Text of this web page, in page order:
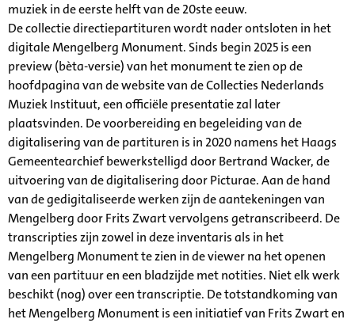
muziek in de eerste helft van de 20ste eeuw.
De collectie directiepartituren wordt nader ontsloten in het
digitale Mengelberg Monument. Sinds begin 2025 is een
preview (bèta-versie) van het monument te zien op de
hoofdpagina van de website van de Collecties Nederlands
Muziek Instituut, een officiële presentatie zal later
plaatsvinden. De voorbereiding en begeleiding van de
digitalisering van de partituren is in 2020 namens het Haags
Gemeentearchief bewerkstelligd door Bertrand Wacker, de
uitvoering van de digitalisering door Picturae. Aan de hand
van de gedigitaliseerde werken zijn de aantekeningen van
Mengelberg door Frits Zwart vervolgens getranscribeerd. De
transcripties zijn zowel in deze inventaris als in het
Mengelberg Monument te zien in de viewer na het openen
van een partituur en een bladzijde met notities. Niet elk werk
beschikt (nog) over een transcriptie. De totstandkoming van
het Mengelberg Monument is een initiatief van Frits Zwart en